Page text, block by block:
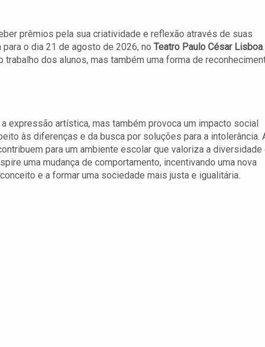
prêmios pela sua criatividade e reflexão através de suas
o dia 21 de agosto de 2026, no Teatro Paulo César Lisboa.
dos alunos, mas também uma forma de
expressão artística, mas também provoca um impacto social
às diferenças e da busca por soluções para a intolerância.
para um ambiente escolar que valoriza a diversidade
uma mudança de comportamento, incentivando uma nova
e a formar uma sociedade mais justa e igualitária.